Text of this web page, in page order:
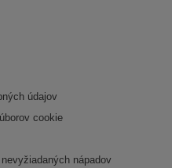
údajov
cookie
nápadov